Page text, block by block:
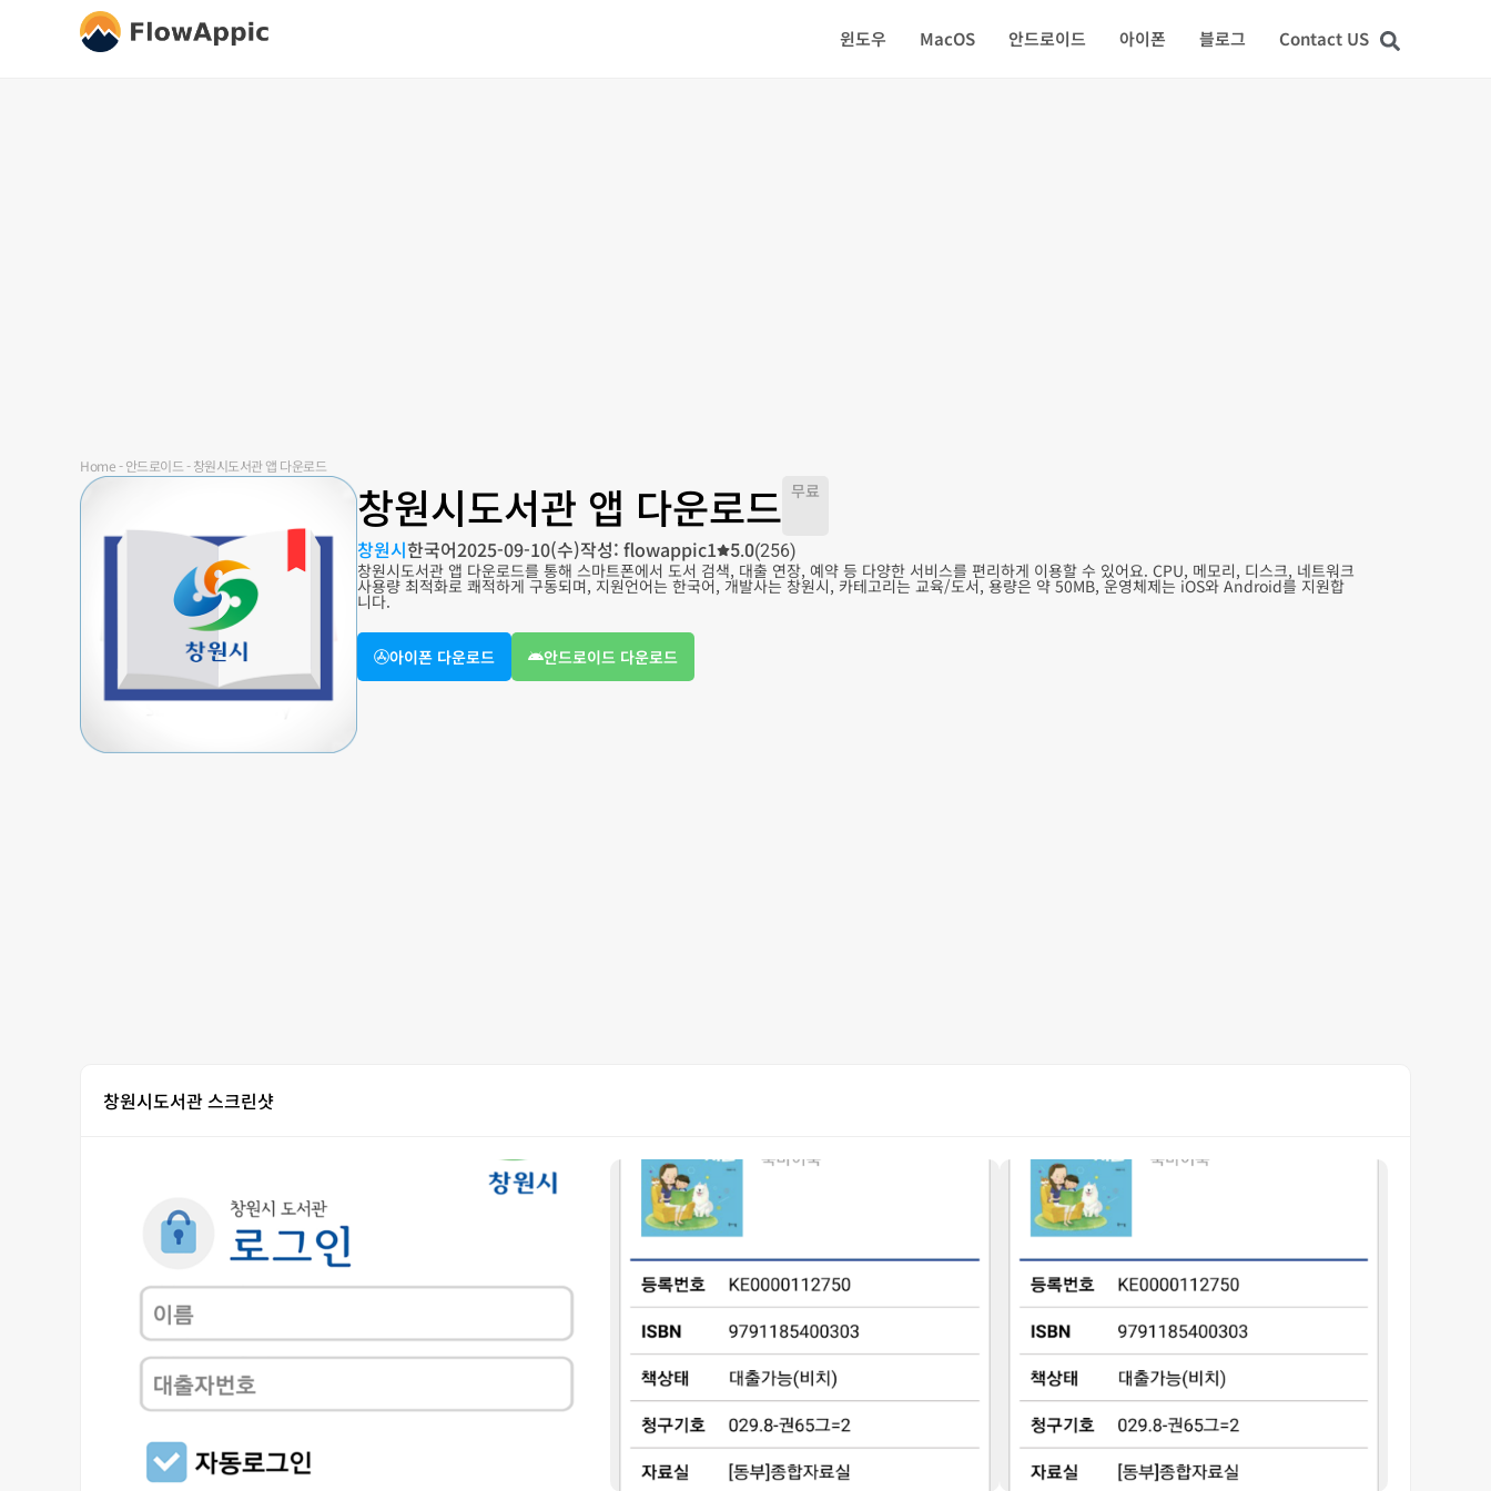
윈도우 MacOS 안드로이드 아이폰 블로그 Contact US
Home-안드로이드-창원시도서관 앱 다운로드
창원시도서관 앱 다운로드 무료
창원시한국어2025-09-10(수)작성: flowappic1 5.0(256)
창원시도서관 앱 다운로드를 통해 스마트폰에서 도서 검색, 대출 연장, 예약 등 다양한 서비스를 편리하게 이용할 수 있어요. CPU, 메모리, 디스크, 네트워크
사용량 최적화로 쾌적하게 구동되며, 지원언어는 한국어, 개발사는 창원시, 카테고리는 교육/도서, 용량은 약 50MB, 운영체제는 iOS와 Android를 지원합
니다.
아이폰 다운로드 안드로이드 다운로드
창원시도서관 스크린샷